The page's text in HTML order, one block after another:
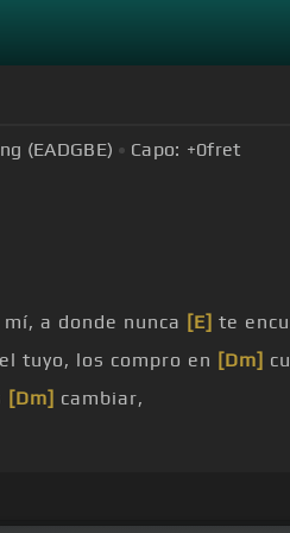
(EADGBE) Capo: +0fret
a donde nunca [E] te
tuyo, los compro en [Dm]
[Dm] cambiar,